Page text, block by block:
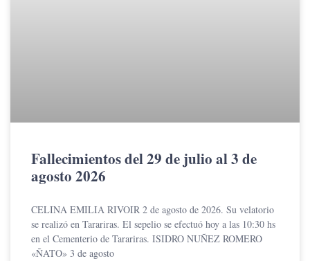
Fallecimientos del 29 de julio al 3 de
agosto 2026
CELINA EMILIA RIVOIR 2 de agosto de 2026. Su velatorio
se realizó en Tarariras. El sepelio se efectuó hoy a las 10:30 hs
en el Cementerio de Tarariras. ISIDRO NUÑEZ ROMERO
«ÑATO» 3 de agosto